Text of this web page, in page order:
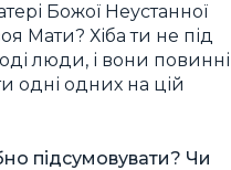
Божої Неустанної
Мати? Хіба ти не під
люди, і вони повинні
одні одних на цій
підсумовувати? Чи